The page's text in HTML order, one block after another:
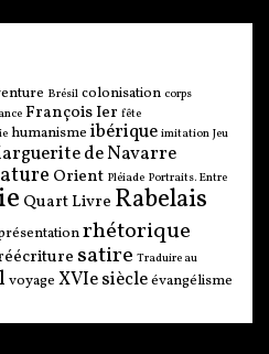
Brésil colonisation corps
François Ier fête
humanisme ibérique imitation Jeu
de Navarre
Orient Pléiade Portraits. Entre
Quart Livre Rabelais
rhétorique
satire Traduire au
voyage XVIe siècleévangélisme